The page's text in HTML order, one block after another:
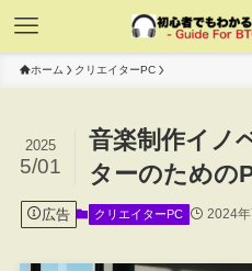
ホーム クリエイターPC
音楽制作イノ
ターのための
2025
5/01
広告 クリエイターPC 2024